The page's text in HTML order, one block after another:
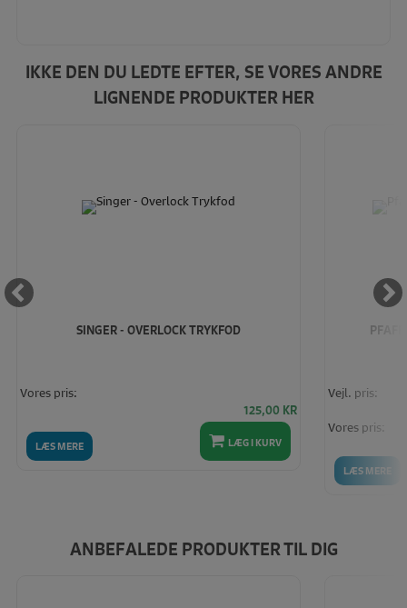
IKKE DEN DU LEDTE EFTER, SE VORES ANDRE
LIGNENDE PRODUKTER HER
SINGER - OVERLOCK TRYKFOD
LÆS MERE
Vores pris:
125,00 KR
LÆG I KURV
LÆS MERE
Vejl. pris:
Vores pris:
ANBEFALEDE PRODUKTER TIL DIG